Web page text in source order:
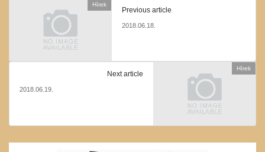
Hírek
Previous article
2018.06.18.
Hírek
Next article
2018.06.19.